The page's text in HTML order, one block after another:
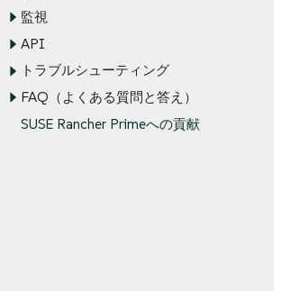
監視
API
トラブルシューティング
FAQ（よくある質問と答え）
SUSE Rancher Primeへの貢献